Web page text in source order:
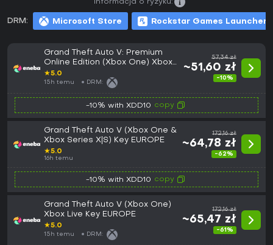
DRM: Microsoft Store Rockstar Games Launcher
Informacja o ryzyku:
Grand Theft Auto V: Premium
Online Edition (Xbox One) Xbox
Live Key EUROPE
★5.0
15h temu DRM:
57,34 zł
~51,60 zł
-10%
-10% with XDD10 copy
Grand Theft Auto V (Xbox One &
Xbox Series X|S) Key EUROPE
★5.0
16h temu
172,16 zł
~64,78 zł
-62%
-10% with XDD10 copy
Grand Theft Auto V (Xbox One)
Xbox Live Key EUROPE
★5.0
15h temu DRM:
172,16 zł
~65,47 zł
-61%